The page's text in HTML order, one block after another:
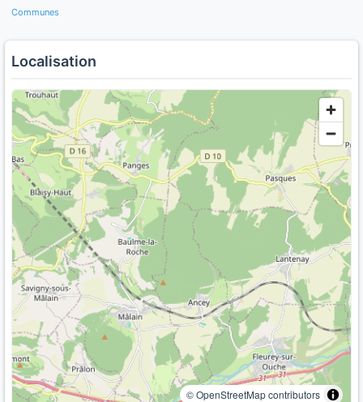
Communes
Localisation
© OpenStreetMap contributors